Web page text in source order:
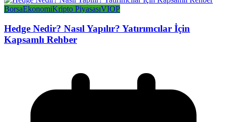
BorsaEkonomiKripto PiyasasıVIOP
Hedge Nedir? Nasıl Yapılır? Yatırımcılar İçin
Kapsamlı Rehber